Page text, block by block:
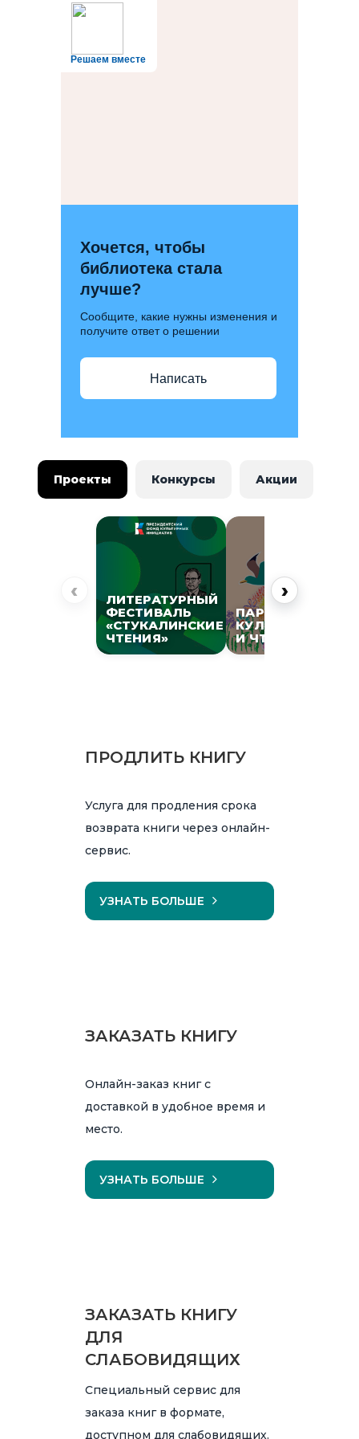
Решаем вместе
Хочется, чтобы
библиотека стала
лучше?
Сообщите, какие нужны изменения и
получите ответ о решении
Написать
Проекты Конкурсы Акции
‹
ЛИТЕРАТУРНЫЙ
ФЕСТИВАЛЬ
«СТУКАЛИНСКИЕ
ЧТЕНИЯ»
ПАРК
КУЛЬТУРЫ
И ЧТЕНИЯ
›
ПРОДЛИТЬ КНИГУ
Услуга для продления срока
возврата книги через онлайн-
сервис.
УЗНАТЬ БОЛЬШЕ
ЗАКАЗАТЬ КНИГУ
Онлайн-заказ книг с
доставкой в удобное время и
место.
УЗНАТЬ БОЛЬШЕ
ЗАКАЗАТЬ КНИГУ
ДЛЯ
СЛАБОВИДЯЩИХ
Специальный сервис для
заказа книг в формате,
доступном для слабовидящих.